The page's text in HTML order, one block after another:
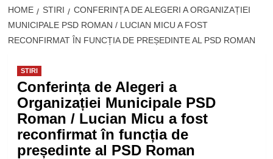
HOME STIRI
CONFERINȚA DE ALEGERI A ORGANIZAȚIEI
MUNICIPALE PSD ROMAN / LUCIAN MICU A FOST
RECONFIRMAT ÎN FUNCȚIA DE PREȘEDINTE AL PSD ROMAN
STIRI
Conferința de Alegeri a
Organizației Municipale PSD
Roman / Lucian Micu a fost
reconfirmat în funcția de
președinte al PSD Roman